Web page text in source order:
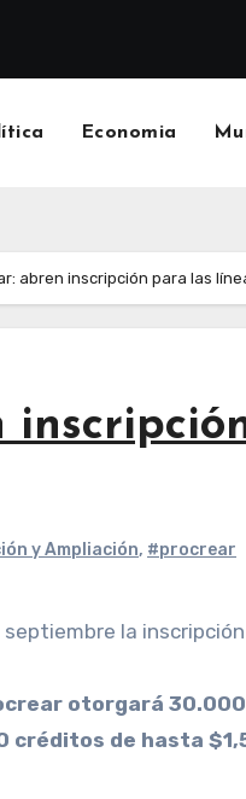
Economia
abren inscripción para las
y Ampliación, #procrear
septiembre la
otorgará
de hasta